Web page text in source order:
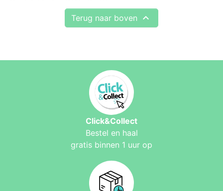
Terug naar boven 
Click&Collect
Bestel en haal
gratis binnen 1 uur op